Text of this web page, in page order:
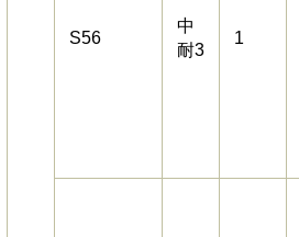
S56
中
耐3
1